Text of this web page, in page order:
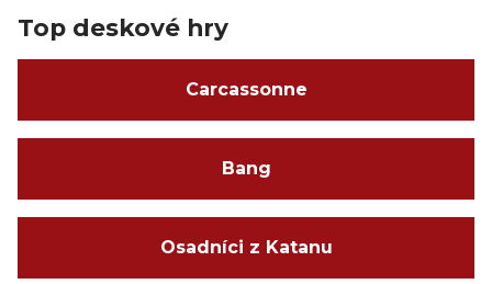
Top deskové hry
Carcassonne
Bang
Osadníci z Katanu